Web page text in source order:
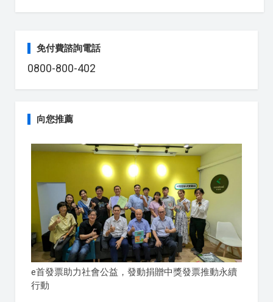
免付費諮詢電話
0800-800-402
向您推薦
e首發票助力社會公益，發動捐贈中獎發票推動永續
行動